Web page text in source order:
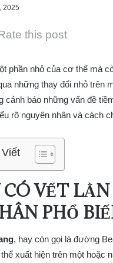
2025
this post
phần nhỏ của cơ thể mà
những thay đổi nhỏ trên
cảnh báo những vấn đề
rõ nguyên nhân và cách
VẾT
PHỔ
, hay còn gọi là đường
xuất hiện trên một hoặc